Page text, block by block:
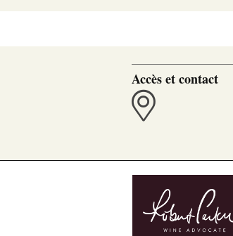
Accès et contact